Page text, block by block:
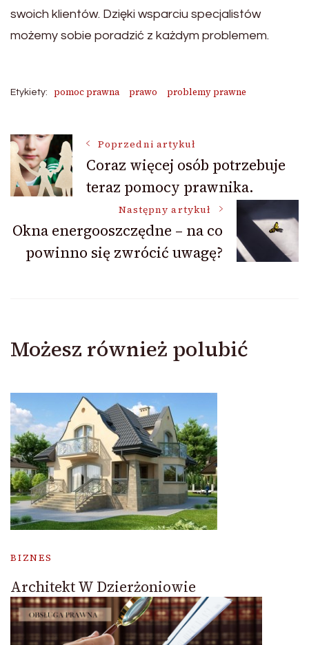
swoich klientów. Dzięki wsparciu specjalistów
możemy sobie poradzić z każdym problemem.
Etykiety: pomoc prawna prawo problemy prawne
Nawigacja
wpisu
Poprzedni artykuł
Coraz więcej osób potrzebuje
teraz pomocy prawnika.
Następny artykuł
Okna energooszczędne – na co
powinno się zwrócić uwagę?
Możesz również polubić
BIZNES
Architekt W Dzierżoniowie